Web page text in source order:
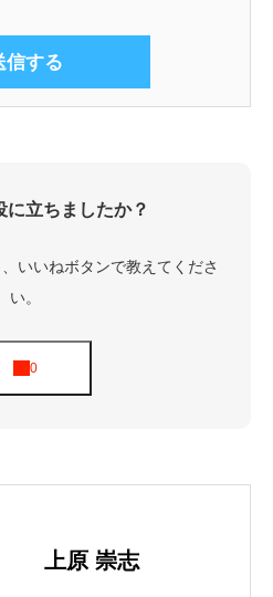
に立ちましたか？
いいねボタンで教えてくださ
い。
上原 崇志